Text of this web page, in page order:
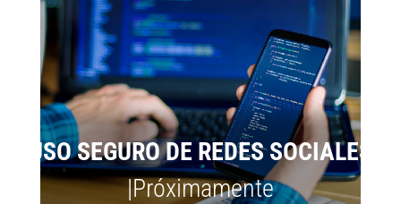
USO SEGURO DE REDES SOCIALES
|Próximamente